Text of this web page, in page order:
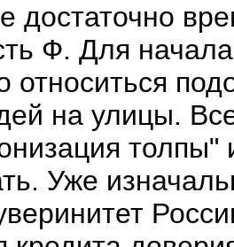
достаточно
Ф. Для
относиться
на улицы.
толпы"
Уже